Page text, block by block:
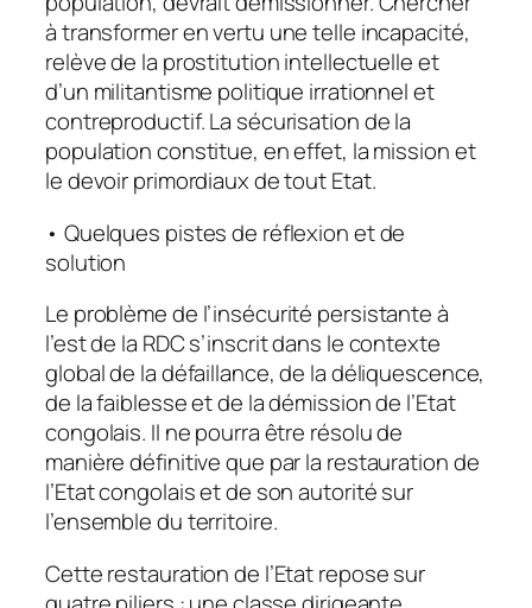
à transformer en vertu une telle incapacité,
relève de la prostitution intellectuelle et
d’un militantisme politique irrationnel et
contreproductif. La sécurisation de la
population constitue, en effet, la mission et
le devoir primordiaux de tout Etat.
• Quelques pistes de réflexion et de
solution
Le problème de l’insécurité persistante à
l’est de la RDC s’inscrit dans le contexte
global de la défaillance, de la déliquescence,
de la faiblesse et de la démission de l’Etat
congolais. Il ne pourra être résolu de
manière définitive que par la restauration de
l’Etat congolais et de son autorité sur
l’ensemble du territoire.
Cette restauration de l’Etat repose sur